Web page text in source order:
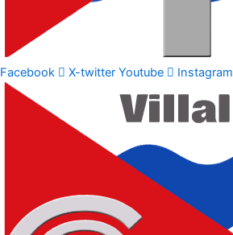
Facebook X-twitter Youtube Instagram